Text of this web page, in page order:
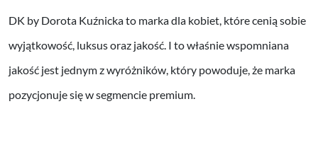
DK by Dorota Kuźnicka to marka dla kobiet, które cenią sobie
wyjątkowość, luksus oraz jakość. I to właśnie wspomniana
jakość jest jednym z wyróżników, który powoduje, że marka
pozycjonuje się w segmencie premium.